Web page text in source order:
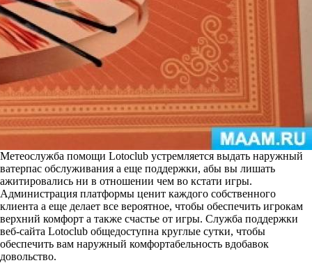
Метеослужба помощи Lotoclub устремляется выдать наружный
ватерпас обслуживания а еще поддержки, абы вы лишать
ажитировались ни в отношении чем во кстати игры.
Администрация платформы ценит каждого собственного
клиента а еще делает все вероятное, чтобы обеспечить игрокам
верхний комфорт а также счастье от игры. Служба поддержки
веб-сайта Lotoclub общедоступна круглые сутки, чтобы
обеспечить вам наружный комфортабельность вдобавок
довольство.